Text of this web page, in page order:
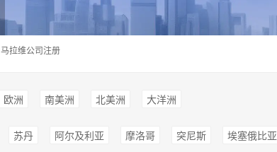
马拉维公司注册
欧洲 南美洲 北美洲 大洋洲
苏丹 阿尔及利亚 摩洛哥 突尼斯 埃塞俄比亚